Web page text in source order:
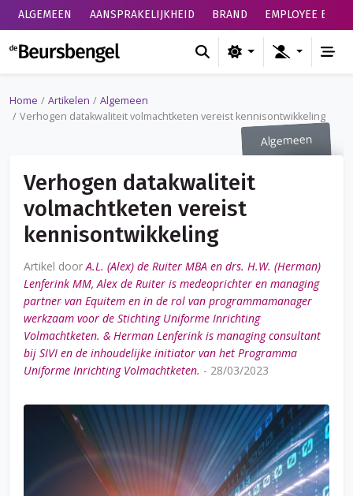
ALGEMEEN AANSPRAKELIJKHEID BRAND EMPLOYEE
de Beursbengel
Home Artikelen
Algemeen
Verhogen datakwaliteit volmachtketen vereist kennisontwikkeling
Algemeen
Verhogen datakwaliteit
volmachtketen vereist
kennisontwikkeling
Artikel doorA.L. (Alex) de Ruiter MBA en drs. H.W. (Herman)
Lenferink MM, Alex de Ruiter is medeoprichter en managing
partner van Equitem en in de rol van programmamanager
werkzaam voor de Stichting Uniforme Inrichting
Volmachtketen. & Herman Lenferink is managing consultant
bij SIVI en de inhoudelijke initiator van het Programma
Uniforme Inrichting Volmachtketen. - 28/03/2023